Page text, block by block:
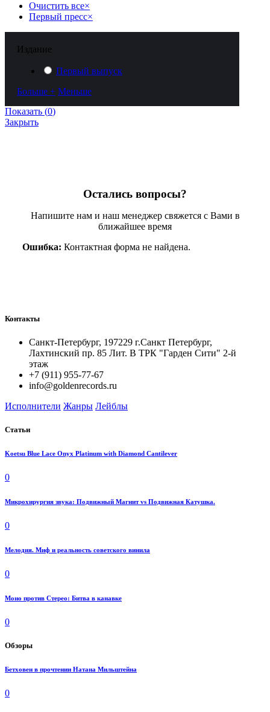
Очистить все×
Первый пресс×
Издание
Первый выпуск
Больше + Меньше
Показать (0)
Закрыть
Остались вопросы?
Напишите нам и наш менеджер свяжется с Вами в
ближайшее время
Ошибка: Контактная форма не найдена.
Контакты
Санкт-Петербург, 197229 г.Санкт Петербург,
Лахтинский пр. 85 Лит. B ТРК "Гарден Сити" 2-й
этаж
+7 (911) 955-77-67
info@goldenrecords.ru
Исполнители Жанры Лейблы
Статьи
Koetsu Blue Lace Onyx Platinum with Diamond Cantilever
0
Микрохирургия звука: Подвижный Магнит vs Подвижная Катушка.
0
Мелодия. Миф и реальность советского винила
0
Моно против Стерео: Битва в канавке
0
Обзоры
Бетховен в прочтении Натана Мильштейна
0